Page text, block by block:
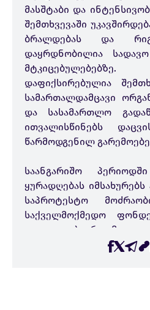
მასშტაბი და
შემთხვევაში
ბრალდებას და რიგ
დაყრდნობილია
დაფიქსირებულია
სამართალდამცავი
და სასამართლო
ითვალისწინებს
წარმოდგენილ
საანგარიშო
ყურადღებას
საპროტესტო
საქველმოქმედო
დაყადაღება, რაც
პრაქტიკა